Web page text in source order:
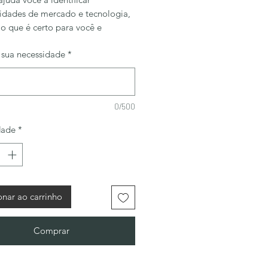
de mercado e tecnologia,
que é certo para você e
negócios.
estão pagando apenas com
necessidade *
0/500
*
ao carrinho
Comprar